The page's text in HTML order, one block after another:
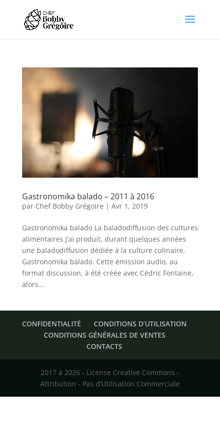
Gastronomika balado – 2011 à 2016
par Chef Bobby Grégoire | Avr 1, 2019
Gastronomika balado La baladodiffusion des cultures
alimentaires J’ai produit, durant quelques années
une baladodiffusion dédiée à la culture culinaire,
Gastronomika balado. Cette émission audio, au
format discussion, à été créée avec Cédric Fontaine,
alors...
CONFIDENTIALITÉ
CONDITIONS D’UTILISATION
CONDITIONS GÉNÉRALES DE VENTES
CONTACTS
2017 à 2026 - License Creative Commons -
Attribution - Pas d’Utilisation Commerciale